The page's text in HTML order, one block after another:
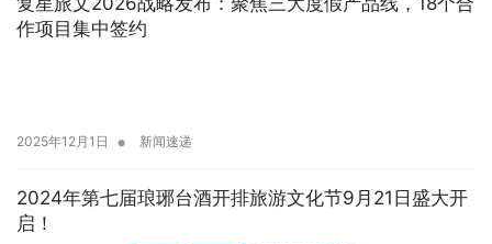
作项目集中签约
2025年12月1日 • 新闻速递
2024年第七届琅琊台酒开排旅游文化节9月21日盛大开
启！